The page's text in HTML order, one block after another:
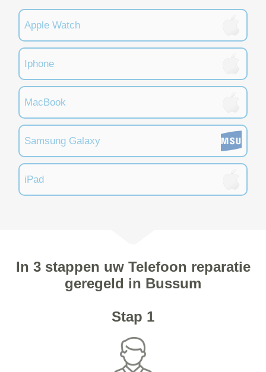
Apple Watch
Iphone
MacBook
Samsung Galaxy
iPad
In 3 stappen uw Telefoon reparatie
geregeld in Bussum
Stap 1